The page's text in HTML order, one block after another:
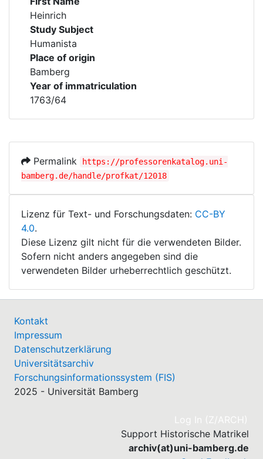
Heinrich
Study Subject
Humanista
Place of origin
Bamberg
Year of immatriculation
1763/64
Permalink
https://professorenkatalog.uni-
bamberg.de/handle/profkat/12018
Lizenz für Text- und Forschungsdaten: CC-BY
4.0.
Diese Lizenz gilt nicht für die verwendeten Bilder.
Sofern nicht anders angegeben sind die
verwendeten Bilder urheberrechtlich geschützt.
Kontakt
Impressum
Datenschutzerklärung
Universitätsarchiv
Forschungsinformationssystem (FIS)
2025 - Universität Bamberg
Log In (Z/ARCH)
Support Historische Matrikel
archiv(at)uni-bamberg.de